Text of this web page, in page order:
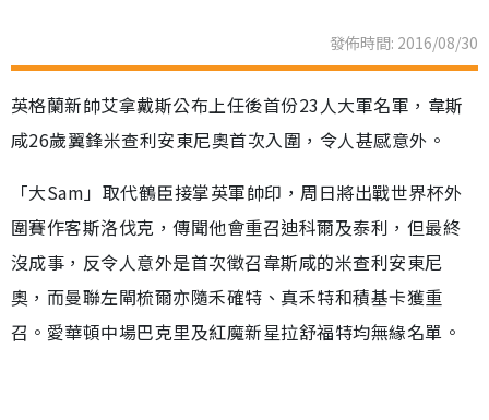
發佈時間: 2016/08/30
英格蘭新帥艾拿戴斯公布上任後首份23人大軍名軍，韋斯
咸26歲翼鋒米查利安東尼奧首次入圍，令人甚感意外。
「大Sam」取代鶴臣接掌英軍帥印，周日將出戰世界杯外
圍賽作客斯洛伐克，傳聞他會重召迪科爾及泰利，但最終
沒成事，反令人意外是首次徵召韋斯咸的米查利安東尼
奧，而曼聯左閘梳爾亦隨禾確特、真禾特和積基卡獲重
召。愛華頓中場巴克里及紅魔新星拉舒福特均無緣名單。